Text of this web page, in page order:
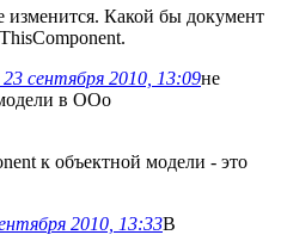
изменится. Какой бы документ
сентября 2010, 13:09не
в ООо
к объектной модели - это
2010, 13:33В